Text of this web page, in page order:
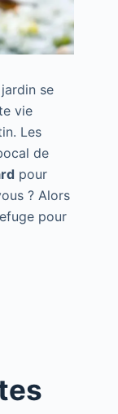
se
vie
Les
de
pour
? Alors
pour